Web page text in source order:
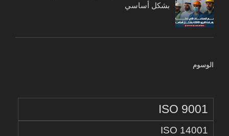
بشكل أساسي
الوسوم
ISO 9001
ISO 14001